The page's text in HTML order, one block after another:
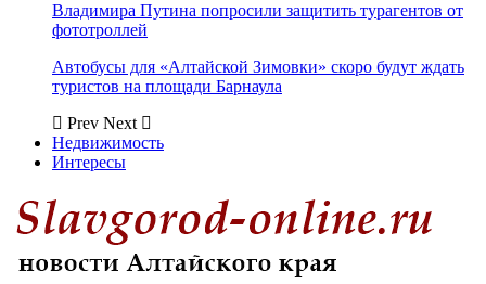
Владимира Путина попросили защитить турагентов от
фототроллей
Автобусы для «Алтайской Зимовки» скоро будут ждать
туристов на площади Барнаула
Prev Next
Недвижимость
Интересы